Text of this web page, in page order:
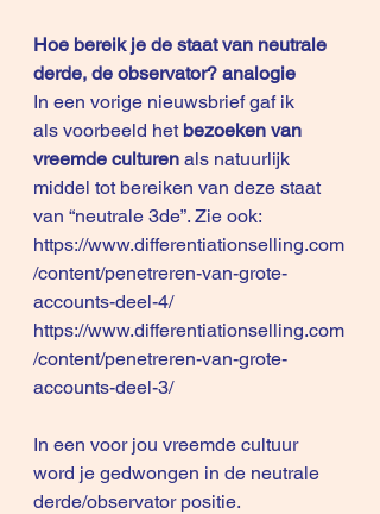
Hoe bereik je de staat van neutrale
derde, de observator? analogie
In een vorige nieuwsbrief gaf ik
als voorbeeld het bezoeken van
vreemde culturen als natuurlijk
middel tot bereiken van deze staat
van “neutrale 3de”. Zie ook:
https://www.differentiationselling.com
/content/penetreren-van-grote-
accounts-deel-4/
https://www.differentiationselling.com
/content/penetreren-van-grote-
accounts-deel-3/
In een voor jou vreemde cultuur
word je gedwongen in de neutrale
derde/observator positie.